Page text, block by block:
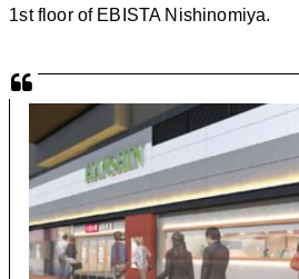
1st floor of EBISTA Nishinomiya.